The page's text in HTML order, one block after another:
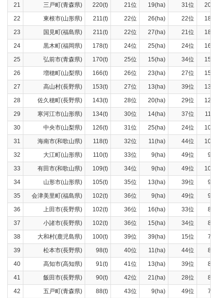
21
三戸町(青森県) 220(t) 21位 19(ha) 31位
22
東根市(山形県) 211(t) 22位 26(ha) 22位
23
国見町(福島県) 211(t) 22位 27(ha) 21位
24
黒木町(福岡県) 178(t) 24位 25(ha) 24位
25
弘前市(青森県) 170(t) 25位 15(ha) 34位
26
増穂町(山梨県) 166(t) 26位 23(ha) 27位
27
高山村(長野県) 153(t) 27位 13(ha) 39位
28
佐久穂町(長野県) 143(t) 28位 20(ha) 29位
29
寒河江市(山形県) 134(t) 30位 14(ha) 37位
30
中央市(山梨県) 126(t) 31位 25(ha) 24位
31
海南市(和歌山県) 118(t) 32位 11(ha) 44位
32
大江町(山形県) 110(t) 33位 9(ha) 49位
33
有田市(和歌山県) 109(t) 34位 9(ha) 49位
34
山形市(山形県) 105(t) 35位 13(ha) 39位
35
会津美里町(福島県) 102(t) 36位 9(ha) 49位
36
上田市(長野県) 102(t) 36位 16(ha) 33位
37
小諸市(長野県) 102(t) 36位 15(ha) 34位
38
大和村(鹿児島県) 100(t) 39位 39(ha) 15位
39
松本市(長野県) 98(t) 40位 11(ha) 44位
40
高知市(高知県) 91(t) 41位 13(ha) 39位
41
飯田市(長野県) 90(t) 42位 21(ha) 28位
42
五戸町(青森県) 88(t) 43位 9(ha) 49位